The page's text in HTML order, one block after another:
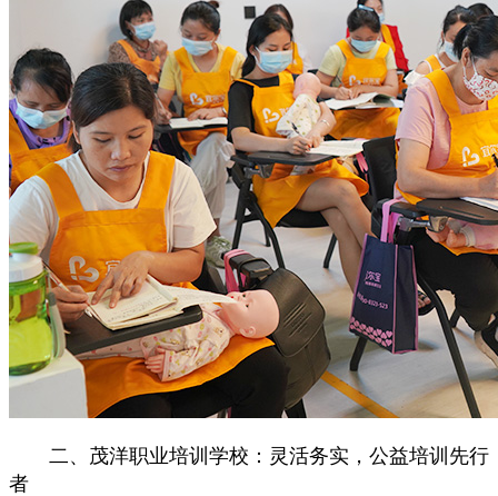
二、茂洋职业培训学校：灵活务实，公益培训先行
者